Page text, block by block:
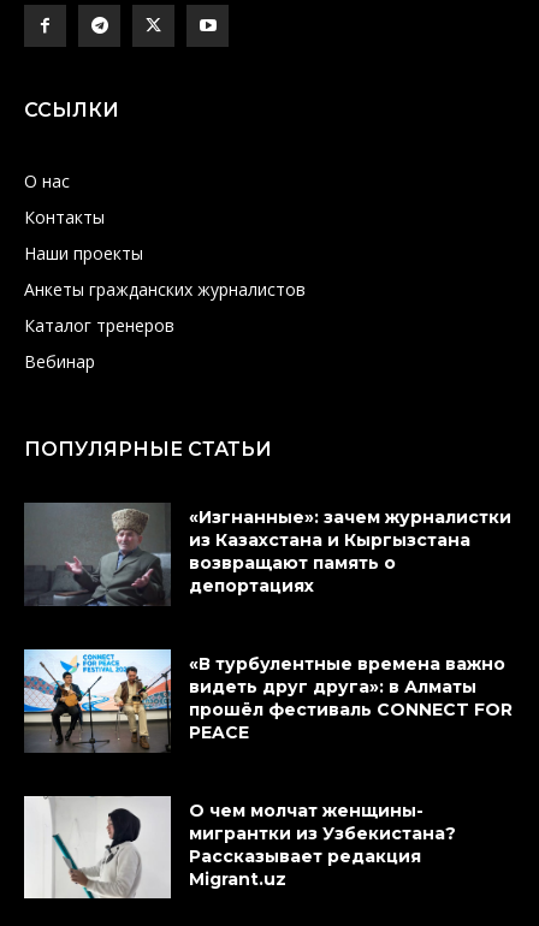
ССЫЛКИ
О нас
Контакты
Наши проекты
Анкеты гражданских журналистов
Каталог тренеров
Вебинар
ПОПУЛЯРНЫЕ СТАТЬИ
«Изгнанные»: зачем журналистки
из Казахстана и Кыргызстана
возвращают память о
депортациях
«В турбулентные времена важно
видеть друг друга»: в Алматы
прошёл фестиваль CONNECT FOR
PEACE
О чем молчат женщины-
мигрантки из Узбекистана?
Рассказывает редакция
Migrant.uz